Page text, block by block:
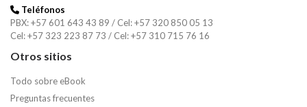
Teléfonos
PBX: +57 601 643 43 89 / Cel: +57 320 850 05 13
Cel: +57 323 223 87 73 / Cel: +57 310 715 76 16
Otros sitios
Todo sobre eBook
Preguntas frecuentes